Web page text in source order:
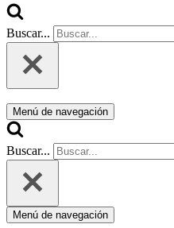
Buscar...
Menú de navegación
Buscar...
Menú de navegación